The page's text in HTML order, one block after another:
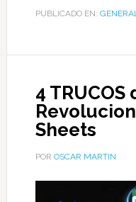
PUBLICADO EN:
4
Sheets
POR OSCAR MARTIN